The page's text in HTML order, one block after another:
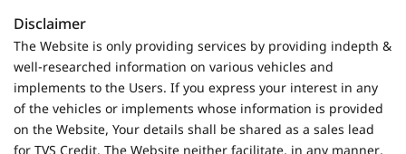
Disclaimer
The Website is only providing services by providing indepth &
well-researched information on various vehicles and
implements to the Users. If you express your interest in any
of the vehicles or implements whose information is provided
on the Website, Your details shall be shared as a sales lead